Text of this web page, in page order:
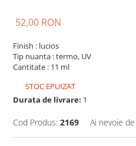
52,00 RON
Finish : lucios
Tip nuanta : termo, UV
Cantitate : 11 ml
STOC EPUIZAT
Durata de livrare: 1
Cod Produs: 2169 Ai nevoie